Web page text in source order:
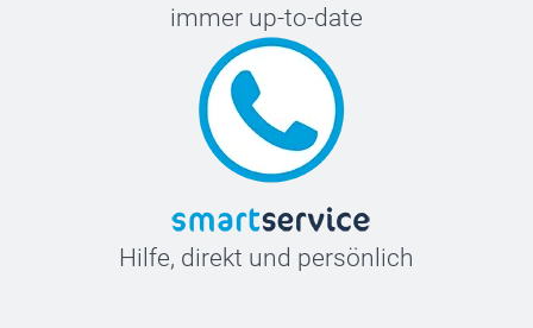
immer up-to-date
Hilfe, direkt und persönlich